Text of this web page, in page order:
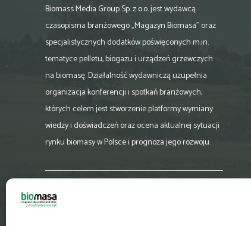
Biomass Media Group Sp. z o.o. jest wydawcą
czasopisma branżowego „Magazyn Biomasa” oraz
specjalistycznych dodatków poświęconych m.in.
tematyce pelletu, biogazu i urządzeń grzewczych
na biomasę. Działalność wydawniczą uzupełnia
organizacja konferencji i spotkań branżowych,
których celem jest stworzenie platformy wymiany
wiedzy i doświadczeń oraz ocena aktualnej sytuacji
rynku biomasy w Polsce i prognoza jego rozwoju.
biuro@magazynbiomasa.pl